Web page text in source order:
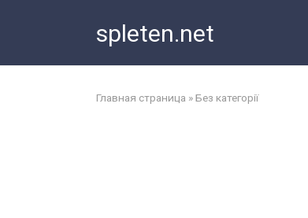
spleten.net
Главная страница »Без категорії